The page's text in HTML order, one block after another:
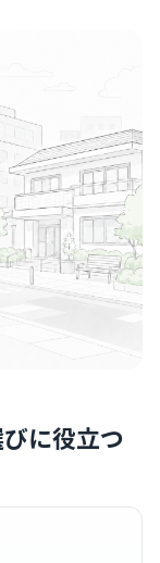
に役立つ